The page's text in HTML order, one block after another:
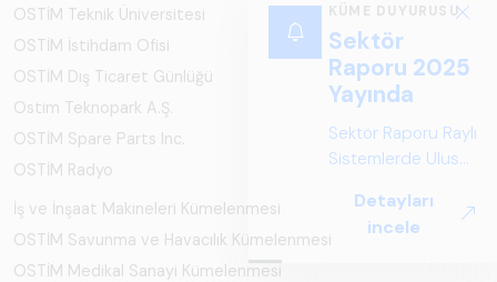
KÜME DUYURUSU
Sektör
Raporu 2025
Yayında
Sektör Raporu Raylı
Sistemlerde Ulusal
Perspektif ARUS
tarafından
Detayları
incele
OSTİM Teknik Üniversitesi
OSTİM İstihdam Ofisi
OSTİM Dış Ticaret Günlüğü
Ostim Teknopark A.Ş.
OSTİM Spare Parts Inc.
OSTİM Radyo
İş ve İnşaat Makineleri Kümelenmesi
OSTİM Savunma ve Havacılık Kümelenmesi
OSTİM Medikal Sanayi Kümelenmesi